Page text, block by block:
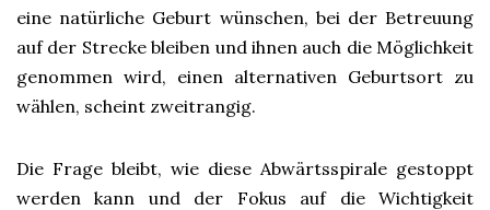
eine natürliche Geburt wünschen, bei der Betreuung
auf der Strecke bleiben und ihnen auch die Möglichkeit
genommen wird, einen alternativen Geburtsort zu
wählen, scheint zweitrangig.
Die Frage bleibt, wie diese Abwärtsspirale gestoppt
werden kann und der Fokus auf die Wichtigkeit